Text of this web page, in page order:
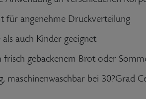
für angenehme Druckverteilung
auch Kinder geeignet
frisch gebackenem Brot oder
maschinenwaschbar bei 30?Grad